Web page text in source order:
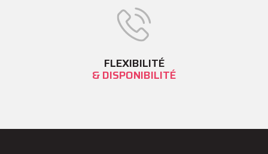
FLEXIBILITÉ
& DISPONIBILITÉ